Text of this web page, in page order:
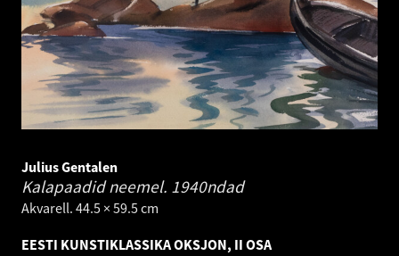
Julius Gentalen
Kalapaadid neemel. 1940ndad
Akvarell. 44.5 × 59.5 cm
EESTI KUNSTIKLASSIKA OKSJON, II OSA